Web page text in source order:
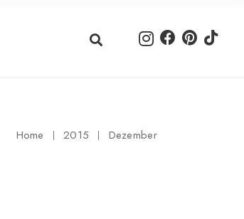
Home 2015 Dezember